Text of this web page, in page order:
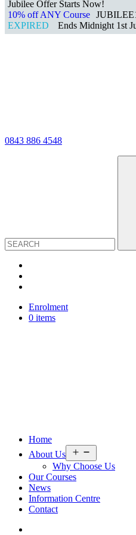
Jubilee Offer Starts Now!
10% off ANY Course
EXPIRED
Ends Midnight 1st
0843 886 4548
Enrolment
0 items
Home
About Us
menu
Why Choose Us
Our Courses
News
Information Centre
Contact